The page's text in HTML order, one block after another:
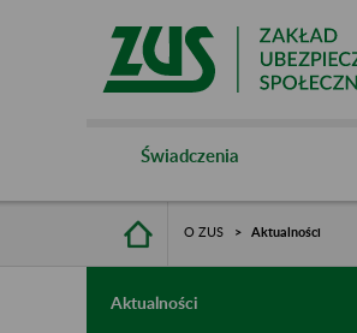
Świadczenia
O ZUS Aktualności
Aktualności